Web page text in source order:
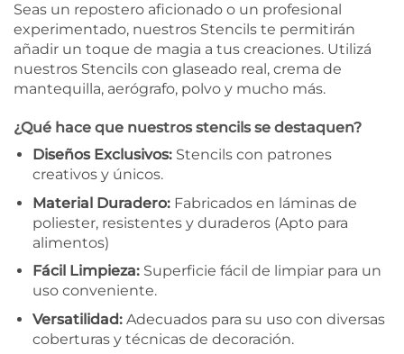
Seas un repostero aficionado o un profesional
experimentado, nuestros Stencils te permitirán
añadir un toque de magia a tus creaciones. Utilizá
nuestros Stencils con glaseado real, crema de
mantequilla, aerógrafo, polvo y mucho más.
¿Qué hace que nuestros stencils se destaquen?
Diseños Exclusivos:Stencils con patrones
creativos y únicos.
Material Duradero:Fabricados en láminas de
poliester, resistentes y duraderos (Apto para
alimentos)
Fácil Limpieza:Superficie fácil de limpiar para un
uso conveniente.
Versatilidad:Adecuados para su uso con diversas
coberturas y técnicas de decoración.